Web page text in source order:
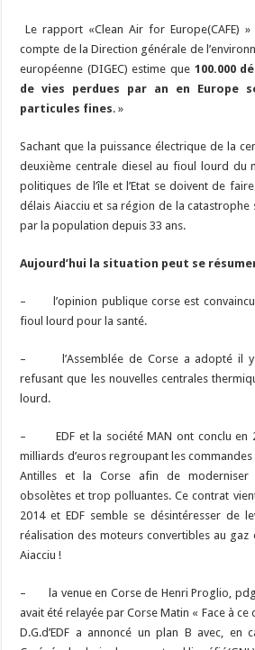
Le rapport «Clean Air for Europe(CAFE)
compte de la Direction générale de
européenne (DIGEC) estime que100.000
de vies perdues par an en Europe
particules fines. »
Sachant que la puissance électrique de la
deuxième centrale diesel au fioul lourd du
politiques de l’île et l’Etat se doivent de
délais Aiacciu et sa région de la catastrophe
par la population depuis 33 ans.
Aujourd’hui la situation peut se
– l’opinion publique corse est
fioul lourd pour la santé.
– l’Assemblée de Corse a adopté il y
refusant que les nouvelles centrales
lourd.
– EDF et la société MAN ont conclu en
milliards d’euros regroupant les
Antilles et la Corse afin de moderniser
obsolètes et trop polluantes. Ce contrat
2014 et EDF semble se désintéresser de
réalisation des moteurs convertibles au gaz
Aiacciu !
– la venue en Corse de Henri Proglio, pdg
avait été relayée par Corse Matin « Face à ce
D.G.d’EDF a annoncé un plan B avec, en